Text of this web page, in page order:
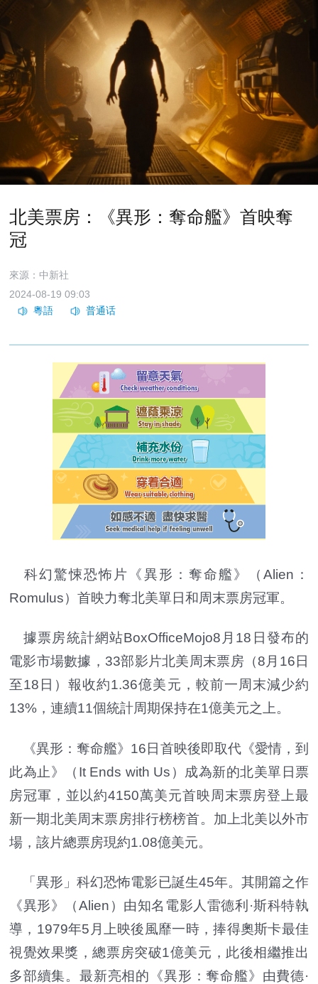
北美票房：《異形：奪命艦》首映奪
冠
來源：中新社
2024-08-19 09:03
科幻驚悚恐怖片《異形：奪命艦》（Alien：
Romulus）首映力奪北美單日和周末票房冠軍。
據票房統計網站BoxOfficeMojo8月18日發布的
電影市場數據，33部影片北美周末票房（8月16日
至18日）報收約1.36億美元，較前一周末減少約
13%，連續11個統計周期保持在1億美元之上。
《異形：奪命艦》16日首映後即取代《愛情，到
此為止》（It Ends with Us）成為新的北美單日票
房冠軍，並以約4150萬美元首映周末票房登上最
新一期北美周末票房排行榜榜首。加上北美以外市
場，該片總票房現約1.08億美元。
「異形」科幻恐怖電影已誕生45年。其開篇之作
《異形》（Alien）由知名電影人雷德利·斯科特執
導，1979年5月上映後風靡一時，捧得奧斯卡最佳
視覺效果獎，總票房突破1億美元，此後相繼推出
多部續集。最新亮相的《異形：奪命艦》由費德·